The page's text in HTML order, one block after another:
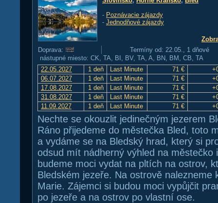
- Poznávacie zájazdy
- Jednodňové zájazdy
Doprava:
Termíny od: 22.05., 1 dňové
nástupné miesto: CK, TA, BI, BV, TA, A, BN, BM, CB, TA
22.05.2027
1 deň Last Minute 71 €
06.07.2027
1 deň Last Minute 71 €
17.08.2027
1 deň Last Minute 71 €
31.08.2027
1 deň Last Minute 71 €
11.09.2027
1 deň Last Minute 71 €
Nechte se okouzlit jedinečným jezerem
Ráno přijedeme do městečka Bled, toto
a vydáme se na Bledský hrad, který si
odsud mít nádherný výhled na městečko
budeme moci vydat na pltích na ostrov,
Bledském jezeře. Na ostrově nalezneme
Marie. Zájemci si budou moci vypůjčit
po jezeře a na ostrov po vlastní ose.